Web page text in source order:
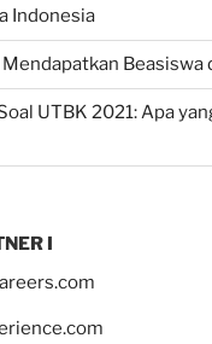
Indonesia
Beasiswa
UTBK 2021: Apa
I